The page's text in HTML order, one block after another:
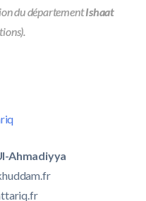
du départementIshaat
Ahmadiyya